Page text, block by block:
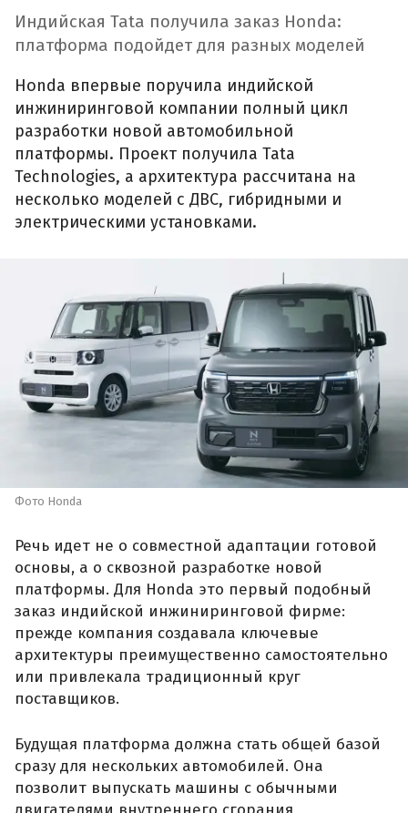
Индийская Tata получила заказ Honda:
платформа подойдет для разных моделей
Honda впервые поручила индийской
инжиниринговой компании полный цикл
разработки новой автомобильной
платформы. Проект получила Tata
Technologies, а архитектура рассчитана на
несколько моделей с ДВС, гибридными и
электрическими установками.
Фото Honda
Речь идет не о совместной адаптации готовой
основы, а о сквозной разработке новой
платформы. Для Honda это первый подобный
заказ индийской инжиниринговой фирме:
прежде компания создавала ключевые
архитектуры преимущественно самостоятельно
или привлекала традиционный круг
поставщиков.
Будущая платформа должна стать общей базой
сразу для нескольких автомобилей. Она
позволит выпускать машины с обычными